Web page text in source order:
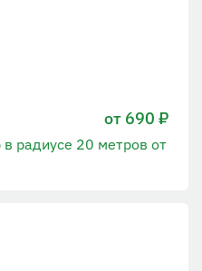
от 690 ₽
в радиусе 20 метров от